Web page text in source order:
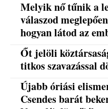
Melyik nő tűnik a
válaszod
hogyan látod az
Őt jelöli
titkos szavazással
Újabb óriási
Csendes barát